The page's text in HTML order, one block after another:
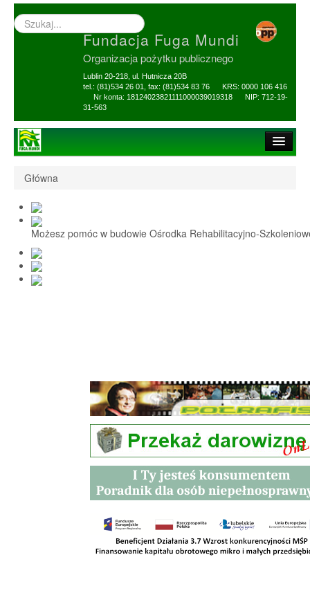
Wyszukiwarka
–
Fundacja Fuga Mundi
Organizacja pożytku publicznego
Lublin 20-218, ul. Hutnicza 20B
tel.: (81)534 26 01, fax: (81)534 83 76 KRS: 0000 106 416
Nr konta: 18124023821111000039019318 NIP: 712-19-
31-563
1,5% i darowizny
Nasi Beneficjenci
Ośrodek Reh-Szkol
Sprawozdania
Główna
Możesz pomóc w budowie Ośrodka Rehabilitacyjno-